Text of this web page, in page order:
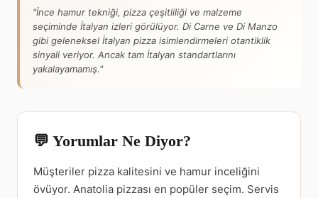
"İnce hamur tekniği, pizza çeşitliliği ve malzeme
seçiminde İtalyan izleri görülüyor. Di Carne ve Di Manzo
gibi geleneksel İtalyan pizza isimlendirmeleri otantiklik
sinyali veriyor. Ancak tam İtalyan standartlarını
yakalayamamış."
💬 Yorumlar Ne Diyor?
Müşteriler pizza kalitesini ve hamur inceliğini
övüyor. Anatolia pizzası en popüler seçim. Servis